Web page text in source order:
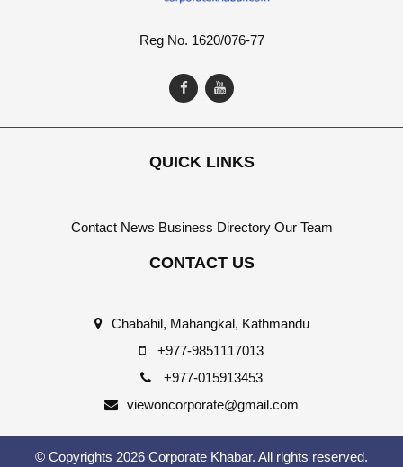
Reg No. 1620/076-77
QUICK LINKS
Contact News Business Directory Our Team
CONTACT US
Chabahil, Mahangkal, Kathmandu
+977-9851117013
+977-015913453
viewoncorporate@gmail.com
© Copyrights 2026 Corporate Khabar. All rights reserved.